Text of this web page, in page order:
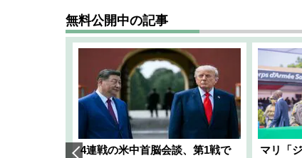
無料公開中の記事
4連戦の米中首脳会談、第1戦で
マリ「